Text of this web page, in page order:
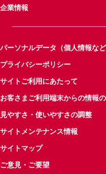
企業情報
パーソナルデータ（個人情報な
プライバシーポリシー
サイトご利用にあたって
お客さまご利用端末からの情報
見やすさ・使いやすさの調整
サイトメンテナンス情報
サイトマップ
ご意見・ご要望